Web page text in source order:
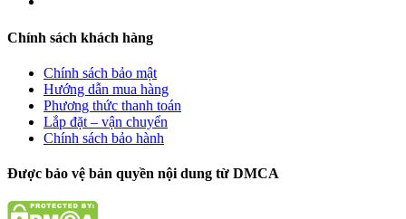
Chính sách khách hàng
Chính sách bảo mật
Hướng dẫn mua hàng
Phương thức thanh toán
Lắp đặt – vận chuyển
Chính sách bảo hành
Được bảo vệ bản quyền nội dung từ DMCA